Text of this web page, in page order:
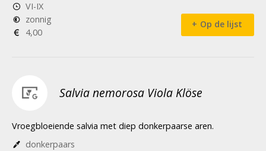
VI-IX
zonnig
4,00
Op de lijst
Salvia nemorosa Viola Klöse
Vroegbloeiende salvia met diep donkerpaarse aren.
donkerpaars